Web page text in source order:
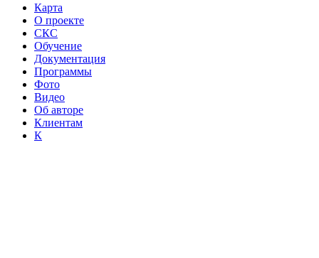
Карта
О проекте
СКС
Обучение
Документация
Программы
Фото
Видео
Об авторе
Клиентам
К